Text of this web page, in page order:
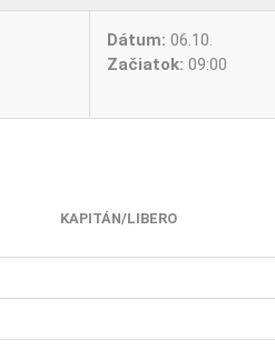
Dátum: 06.10.
Začiatok: 09:00
KAPITÁN/LIBERO